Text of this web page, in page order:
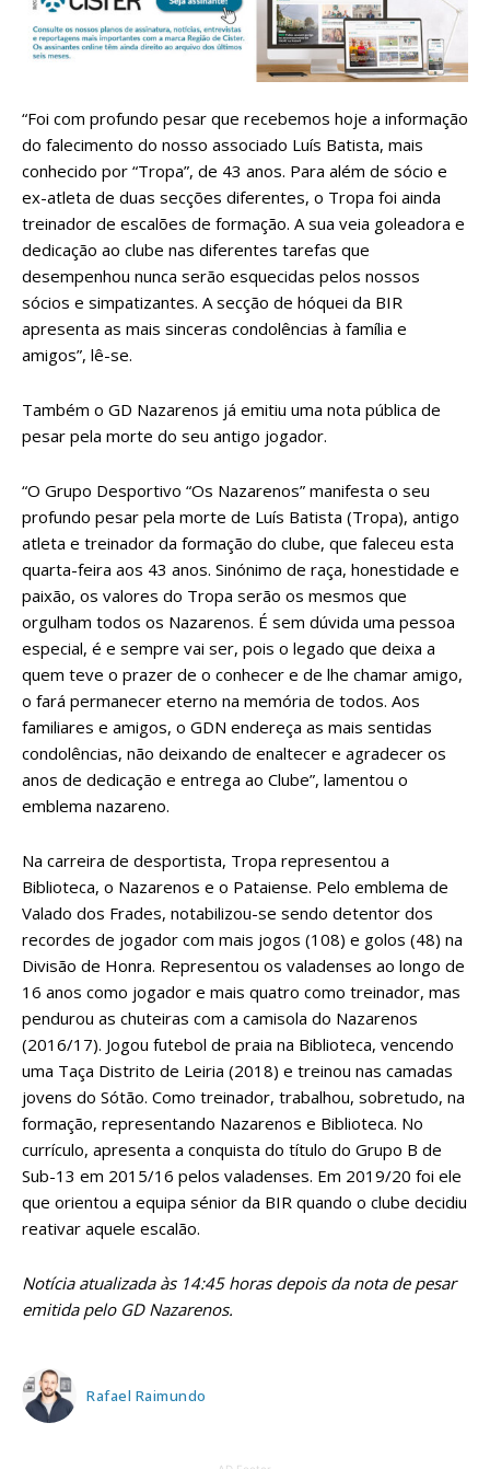
“Foi com profundo pesar que recebemos hoje a informação
do falecimento do nosso associado Luís Batista, mais
conhecido por “Tropa”, de 43 anos. Para além de sócio e
ex-atleta de duas secções diferentes, o Tropa foi ainda
treinador de escalões de formação. A sua veia goleadora e
dedicação ao clube nas diferentes tarefas que
desempenhou nunca serão esquecidas pelos nossos
sócios e simpatizantes. A secção de hóquei da BIR
apresenta as mais sinceras condolências à família e
amigos”, lê-se.
Também o GD Nazarenos já emitiu uma nota pública de
pesar pela morte do seu antigo jogador.
“O Grupo Desportivo “Os Nazarenos” manifesta o seu
profundo pesar pela morte de Luís Batista (Tropa), antigo
atleta e treinador da formação do clube, que faleceu esta
quarta-feira aos 43 anos. Sinónimo de raça, honestidade e
paixão, os valores do Tropa serão os mesmos que
orgulham todos os Nazarenos. É sem dúvida uma pessoa
especial, é e sempre vai ser, pois o legado que deixa a
quem teve o prazer de o conhecer e de lhe chamar amigo,
o fará permanecer eterno na memória de todos. Aos
familiares e amigos, o GDN endereça as mais sentidas
condolências, não deixando de enaltecer e agradecer os
anos de dedicação e entrega ao Clube”, lamentou o
emblema nazareno.
Na carreira de desportista, Tropa representou a
Biblioteca, o Nazarenos e o Pataiense. Pelo emblema de
Valado dos Frades, notabilizou-se sendo detentor dos
recordes de jogador com mais jogos (108) e golos (48) na
Divisão de Honra. Representou os valadenses ao longo de
16 anos como jogador e mais quatro como treinador, mas
pendurou as chuteiras com a camisola do Nazarenos
(2016/17). Jogou futebol de praia na Biblioteca, vencendo
uma Taça Distrito de Leiria (2018) e treinou nas camadas
jovens do Sótão. Como treinador, trabalhou, sobretudo, na
formação, representando Nazarenos e Biblioteca. No
currículo, apresenta a conquista do título do Grupo B de
Sub-13 em 2015/16 pelos valadenses. Em 2019/20 foi ele
que orientou a equipa sénior da BIR quando o clube decidiu
reativar aquele escalão.
Notícia atualizada às 14:45 horas depois da nota de pesar
emitida pelo GD Nazarenos.
Rafael Raimundo